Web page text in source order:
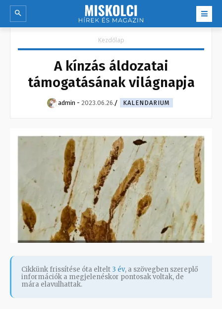
Kezdőlap
A kínzás áldozatai
támogatásának világnapja
admin - 2023.06.26. KALENDARIUM
Cikkünk frissítése óta eltelt 3 év, a szövegben szereplő
információk a megjelenéskor pontosak voltak, de
mára elavulhattak.